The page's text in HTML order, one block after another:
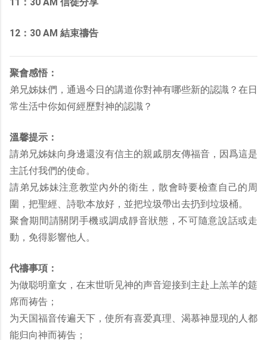
12：30 AM 結束禱告
聚會感悟：
弟兄姊妹們，通過今日的講道你對神有哪些新的認識？在日
常生活中你如何經歷對神的認識？
溫馨提示：
請弟兄姊妹向身邊還沒有信主的親戚朋友傳福音，因爲這是
主託付我們的使命。
請弟兄姊妹注意教堂內外的衛生，散會時要檢查自己的周
圍，把聖經、詩歌本放好，並把垃圾帶出去扔到垃圾桶。
聚會期間請關閉手機或調成靜音狀態，不可隨意說話或走
動，免得影響他人。
代禱事項：
为做聪明童女，在末世听见神的声音迎接到主赴上羔羊的筵
席而祷告；
为天国福音传遍天下，使所有喜爱真理、渴慕神显现的人都
能归向神而祷告；